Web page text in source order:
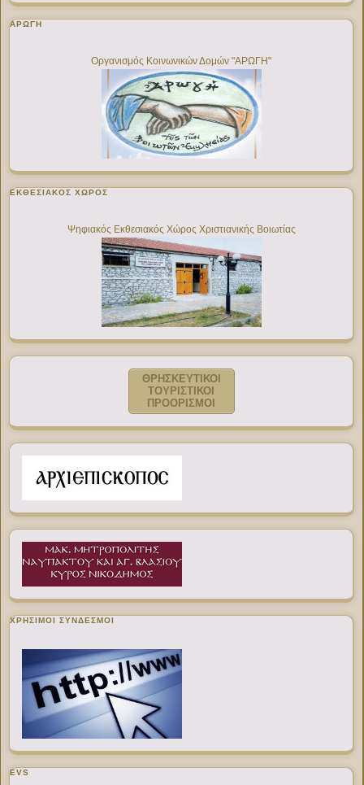
ΑΡΩΓΗ
Οργανισμός Κοινωνικών Δομών "ΑΡΩΓΗ"
ΕΚΘΕΣΙΑΚΌΣ ΧΏΡΟΣ
Ψηφιακός Εκθεσιακός Χώρος Χριστιανικής Βοιωτίας
ΘΡΗΣΚΕΥΤΙΚΟΙ
ΤΟΥΡΙΣΤΙΚΟΙ
ΠΡΟΟΡΙΣΜΟΙ
ΧΡΉΣΙΜΟΙ ΣΎΝΔΕΣΜΟΙ
EVS